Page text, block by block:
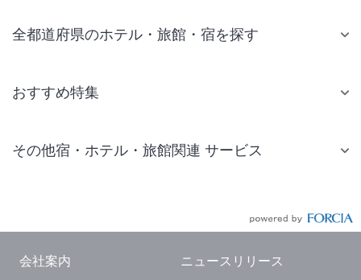
全都道府県のホテル・旅館・宿を探す
おすすめ特集
その他宿・ホテル・旅館関連 サービス
会社案内 ニュースリリース